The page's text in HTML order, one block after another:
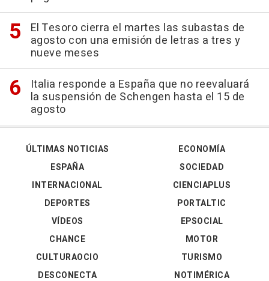
El Tesoro cierra el martes las subastas de
agosto con una emisión de letras a tres y
nueve meses
Italia responde a España que no reevaluará
la suspensión de Schengen hasta el 15 de
agosto
ÚLTIMAS NOTICIAS
ESPAÑA
INTERNACIONAL
DEPORTES
VÍDEOS
ECONOMÍA
SOCIEDAD
CIENCIAPLUS
PORTALTIC
EPSOCIAL
CHANCE
CULTURAOCIO
DESCONECTA
MOTOR
TURISMO
NOTIMÉRICA